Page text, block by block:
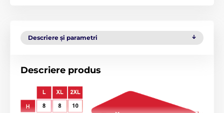
Descriere și parametri
Descriere produs